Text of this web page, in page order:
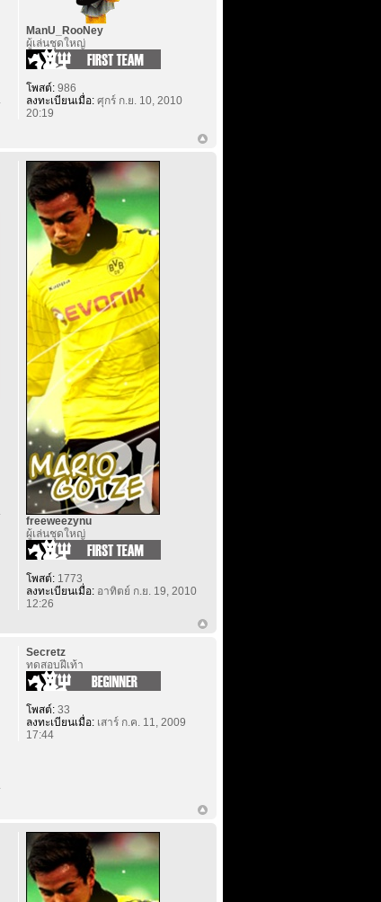
ManU_RooNey
ผู้เล่นชุดใหญ่
โพสต์:986
ลงทะเบียนเมื่อ:ศุกร์ ก.ย. 10, 2010
20:19
freeweezynu
ผู้เล่นชุดใหญ่
โพสต์:1773
ลงทะเบียนเมื่อ:อาทิตย์ ก.ย. 19, 2010
12:26
Secretz
ทดสอบฝีเท้า
โพสต์:33
ลงทะเบียนเมื่อ:เสาร์ ก.ค. 11, 2009
17:44